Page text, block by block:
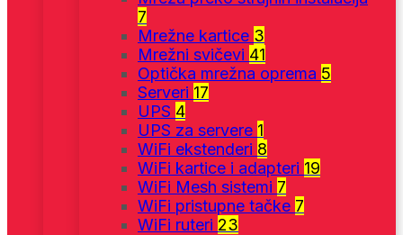
7
Mrežne kartice 3
Mrežni svičevi 41
Optička mrežna oprema 5
Serveri 17
UPS 4
UPS za servere 1
WiFi ekstenderi 8
WiFi kartice i adapteri 19
WiFi Mesh sistemi 7
WiFi pristupne tačke 7
WiFi ruteri 23